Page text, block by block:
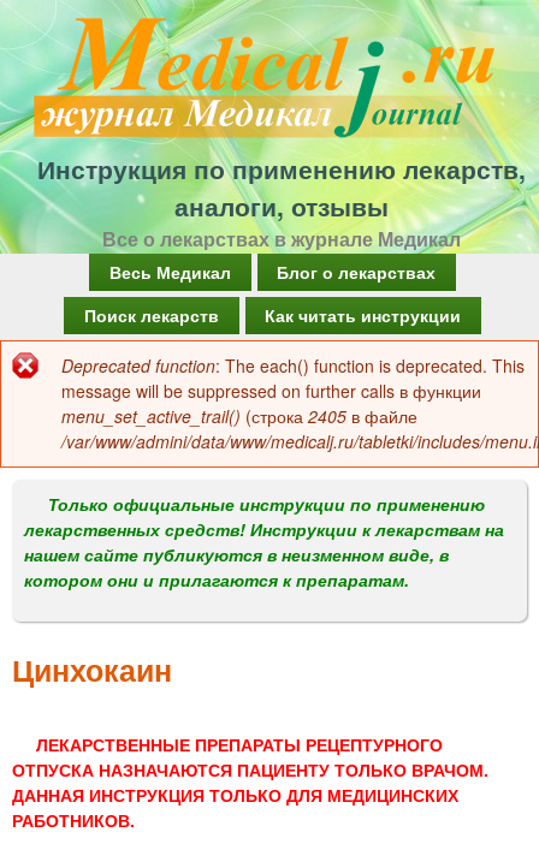
Перейти
к
основному
содержанию
Инструкция по применению лекарств,
аналоги, отзывы
Все о лекарствах в журнале Медикал
а
в
о
м
е
н
Весь Медикал
Блог о лекарствах
Поиск лекарств
Как читать инструкции
Сообщение
об
ошибке
Deprecated function: The each() function is deprecated. This
message will be suppressed on further calls в функции
menu_set_active_trail() (строка 2405 в файле
/var/www/admini/data/www/medicalj.ru/tabletki/includes/
Только официальные инструкции по применению
лекарственных средств! Инструкции к лекарствам на
нашем сайте публикуются в неизменном виде, в
котором они и прилагаются к препаратам.
Цинхокаин
ЛЕКАРСТВЕННЫЕ ПРЕПАРАТЫ РЕЦЕПТУРНОГО
ОТПУСКА НАЗНАЧАЮТСЯ ПАЦИЕНТУ ТОЛЬКО ВРАЧОМ.
ДАННАЯ ИНСТРУКЦИЯ ТОЛЬКО ДЛЯ МЕДИЦИНСКИХ
РАБОТНИКОВ.